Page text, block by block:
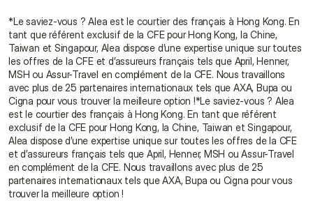
*Le saviez-vous ? Alea est le courtier des français à Hong Kong. En
tant que référent exclusif de la CFE pour Hong Kong, la Chine,
Taiwan et Singapour, Alea dispose d’une expertise unique sur toutes
les offres de la CFE et d’assureurs français tels que April, Henner,
MSH ou Assur-Travel en complément de la CFE. Nous travaillons
avec plus de 25 partenaires internationaux tels que AXA, Bupa ou
Cigna pour vous trouver la meilleure option !*Le saviez-vous ? Alea
est le courtier des français à Hong Kong. En tant que référent
exclusif de la CFE pour Hong Kong, la Chine, Taiwan et Singapour,
Alea dispose d’une expertise unique sur toutes les offres de la CFE
et d’assureurs français tels que April, Henner, MSH ou Assur-Travel
en complément de la CFE. Nous travaillons avec plus de 25
partenaires internationaux tels que AXA, Bupa ou Cigna pour vous
trouver la meilleure option !